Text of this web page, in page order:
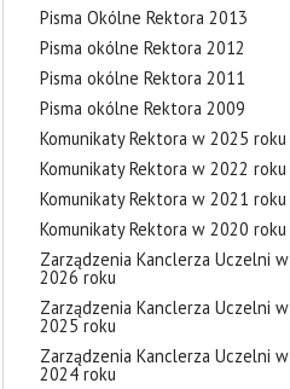
Pisma Okólne Rektora 2013
Pisma okólne Rektora 2012
Pisma okólne Rektora 2011
Pisma okólne Rektora 2009
Komunikaty Rektora w 2025 roku
Komunikaty Rektora w 2022 roku
Komunikaty Rektora w 2021 roku
Komunikaty Rektora w 2020 roku
Zarządzenia Kanclerza Uczelni w
2026 roku
Zarządzenia Kanclerza Uczelni w
2025 roku
Zarządzenia Kanclerza Uczelni w
2024 roku